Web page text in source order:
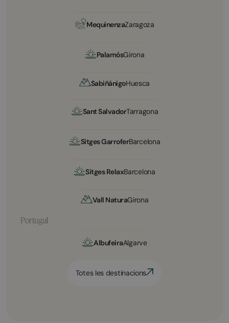
MequinenzaZaragoza
PalamósGirona
SabiñánigoHuesca
Sant SalvadorTarragona
Sitges GarroferBarcelona
Sitges RelaxBarcelona
Vall NaturaGirona
Portugal
AlbufeiraAlgarve
Totes les destinacions